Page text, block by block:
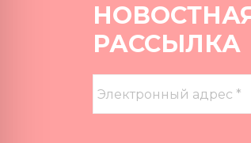
РАССЫЛКА
адрес
*